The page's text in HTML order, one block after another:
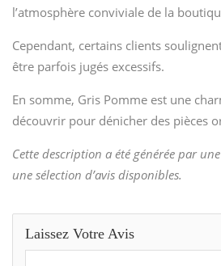
l’atmosphère conviviale de la
Cependant, certains clients
être parfois jugés excessifs.
En somme, Gris Pomme est une
découvrir pour dénicher des pièces
Cette description a été générée par
une sélection d’avis disponibles.
Laissez Votre Avis